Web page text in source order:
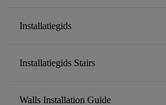
Installatiegids
Installatiegids Stairs
Walls Installation Guide